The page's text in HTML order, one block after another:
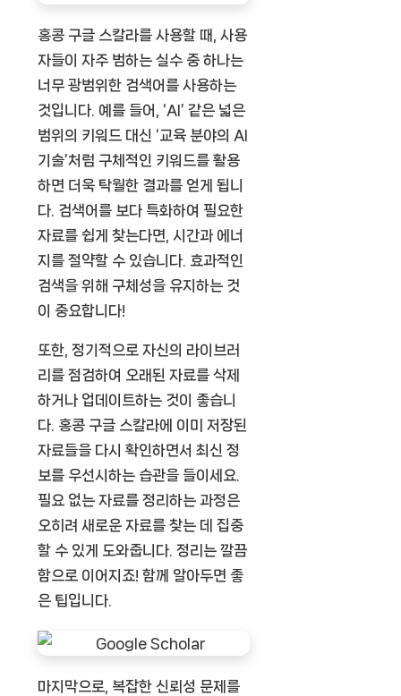
홍콩 구글 스칼라를 사용할 때, 사용
자들이 자주 범하는 실수 중 하나는
너무 광범위한 검색어를 사용하는
것입니다. 예를 들어, ‘AI’ 같은 넓은
범위의 키워드 대신 ‘교육 분야의 AI
기술’처럼 구체적인 키워드를 활용
하면 더욱 탁월한 결과를 얻게 됩니
다. 검색어를 보다 특화하여 필요한
자료를 쉽게 찾는다면, 시간과 에너
지를 절약할 수 있습니다. 효과적인
검색을 위해 구체성을 유지하는 것
이 중요합니다!
또한, 정기적으로 자신의 라이브러
리를 점검하여 오래된 자료를 삭제
하거나 업데이트하는 것이 좋습니
다. 홍콩 구글 스칼라에 이미 저장된
자료들을 다시 확인하면서 최신 정
보를 우선시하는 습관을 들이세요.
필요 없는 자료를 정리하는 과정은
오히려 새로운 자료를 찾는 데 집중
할 수 있게 도와줍니다. 정리는 깔끔
함으로 이어지죠! 함께 알아두면 좋
은 팁입니다.
마지막으로, 복잡한 신뢰성 문제를